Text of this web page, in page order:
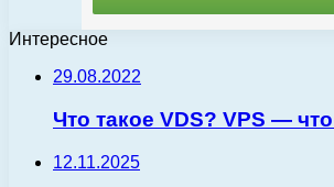
Интересное
29.08.2022
Что такое VDS? VPS —
12.11.2025